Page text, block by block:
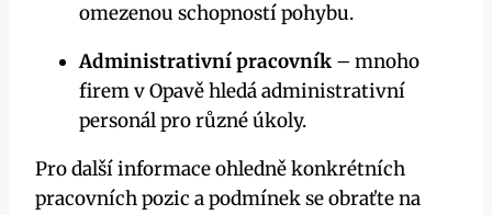
omezenou schopností pohybu.
Administrativní pracovník – mnoho
firem v Opavě hledá administrativní
personál pro různé úkoly.
Pro další informace ohledně konkrétních
pracovních pozic a podmínek se obraťte na